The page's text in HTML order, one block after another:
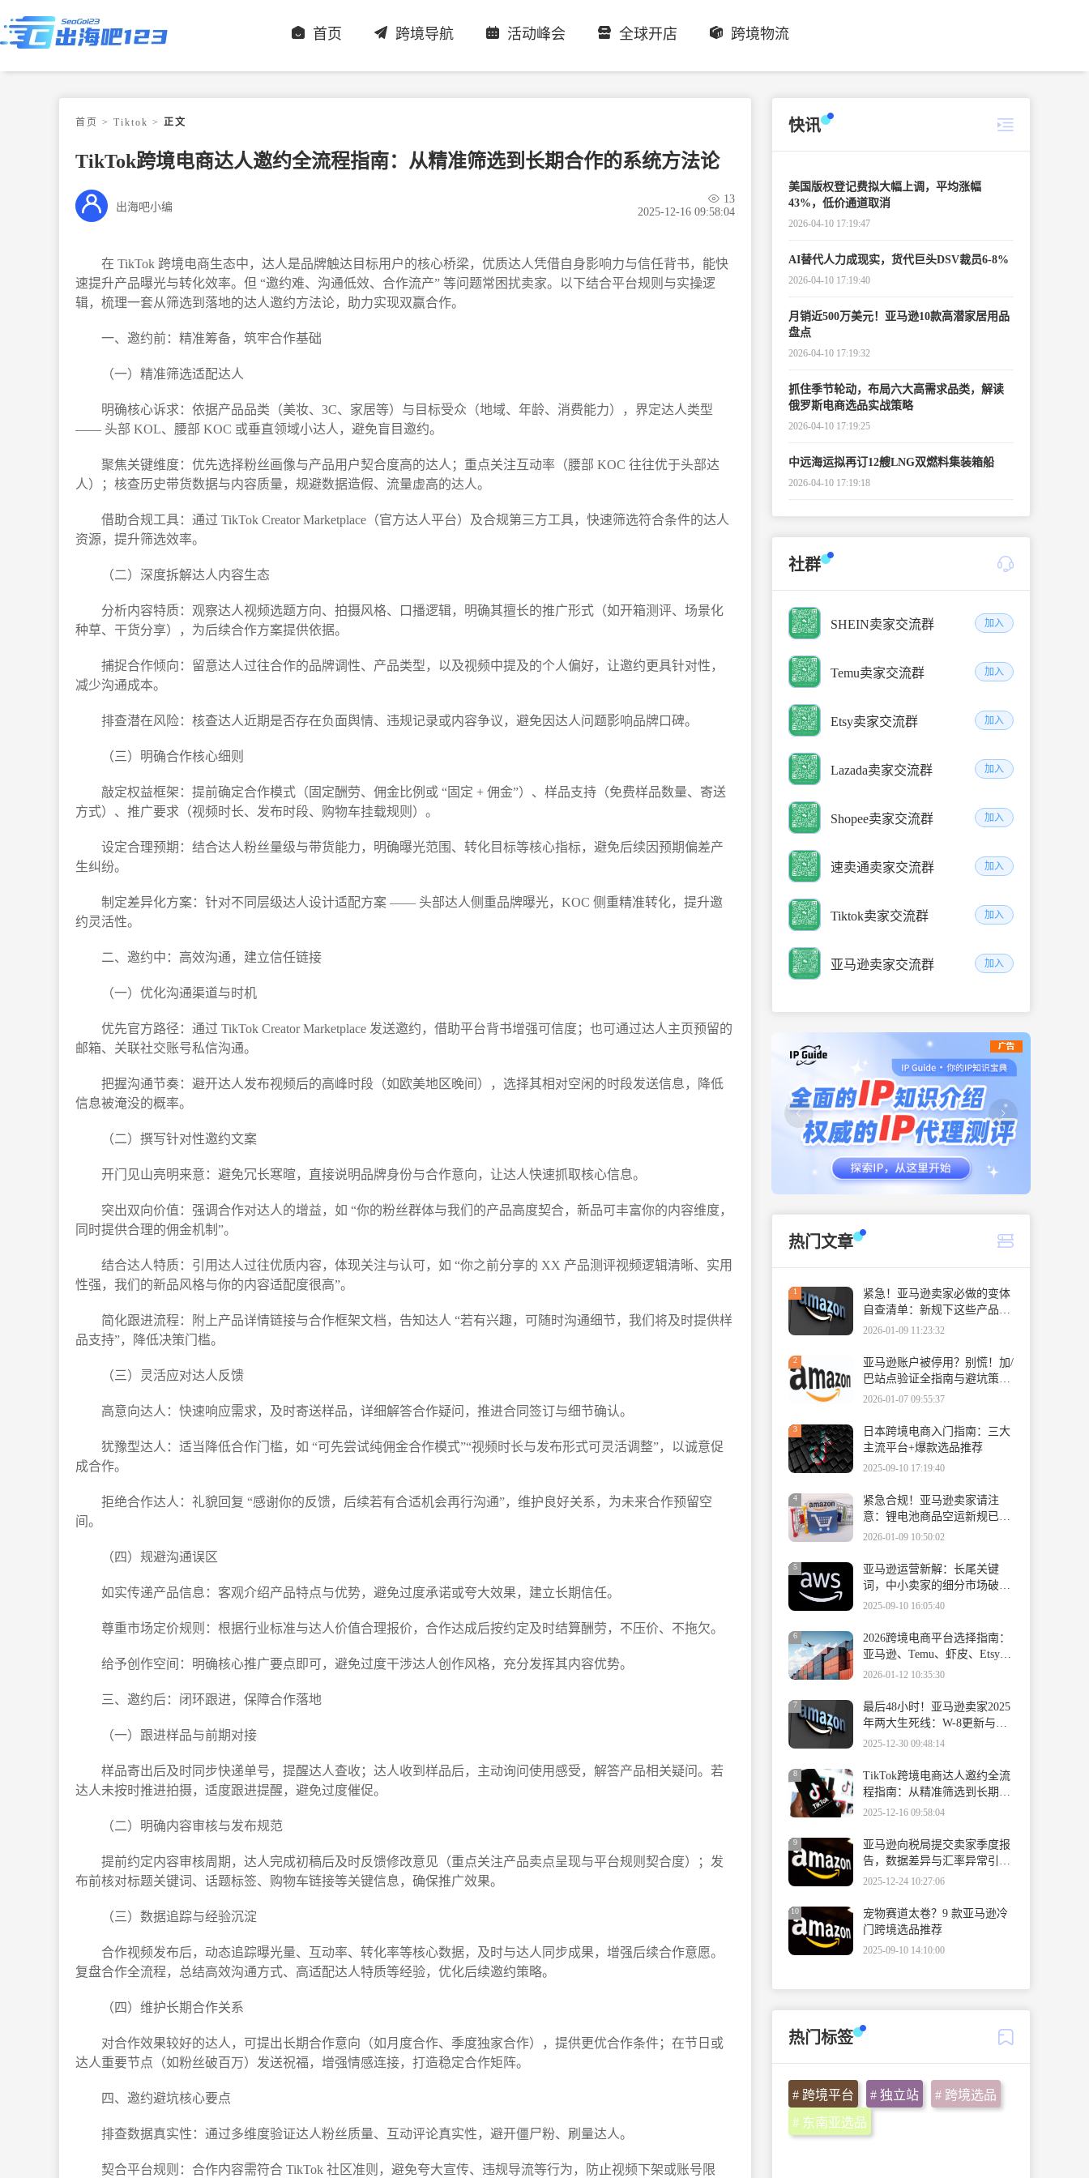
首页 跨境导航 活动峰会 全球开店 跨境物流
首页 > Tiktok > 正文
TikTok跨境电商达人邀约全流程指南：从精准筛选到长期合作的系统方法论
出海吧小编
13
2025-12-16 09:58:04
在 TikTok 跨境电商生态中，达人是品牌触达目标用户的核心桥梁，优质达人凭借自身影响力与信任背书，能快
速提升产品曝光与转化效率。但 “邀约难、沟通低效、合作流产” 等问题常困扰卖家。以下结合平台规则与实操逻
辑，梳理一套从筛选到落地的达人邀约方法论，助力实现双赢合作。​
一、邀约前：精准筹备，筑牢合作基础​
（一）精准筛选适配达人​
明确核心诉求：依据产品品类（美妆、3C、家居等）与目标受众（地域、年龄、消费能力），界定达人类型
—— 头部 KOL、腰部 KOC 或垂直领域小达人，避免盲目邀约。​
聚焦关键维度：优先选择粉丝画像与产品用户契合度高的达人；重点关注互动率（腰部 KOC 往往优于头部达
人）；核查历史带货数据与内容质量，规避数据造假、流量虚高的达人。​
借助合规工具：通过 TikTok Creator Marketplace（官方达人平台）及合规第三方工具，快速筛选符合条件的达人
资源，提升筛选效率。​
（二）深度拆解达人内容生态​
分析内容特质：观察达人视频选题方向、拍摄风格、口播逻辑，明确其擅长的推广形式（如开箱测评、场景化
种草、干货分享），为后续合作方案提供依据。​
捕捉合作倾向：留意达人过往合作的品牌调性、产品类型，以及视频中提及的个人偏好，让邀约更具针对性，
减少沟通成本。​
排查潜在风险：核查达人近期是否存在负面舆情、违规记录或内容争议，避免因达人问题影响品牌口碑。​
（三）明确合作核心细则​
敲定权益框架：提前确定合作模式（固定酬劳、佣金比例或 “固定 + 佣金”）、样品支持（免费样品数量、寄送
方式）、推广要求（视频时长、发布时段、购物车挂载规则）。​
设定合理预期：结合达人粉丝量级与带货能力，明确曝光范围、转化目标等核心指标，避免后续因预期偏差产
生纠纷。​
制定差异化方案：针对不同层级达人设计适配方案 —— 头部达人侧重品牌曝光，KOC 侧重精准转化，提升邀
约灵活性。​
二、邀约中：高效沟通，建立信任链接​
（一）优化沟通渠道与时机​
优先官方路径：通过 TikTok Creator Marketplace 发送邀约，借助平台背书增强可信度；也可通过达人主页预留的
邮箱、关联社交账号私信沟通。​
把握沟通节奏：避开达人发布视频后的高峰时段（如欧美地区晚间），选择其相对空闲的时段发送信息，降低
信息被淹没的概率。​
（二）撰写针对性邀约文案​
开门见山亮明来意：避免冗长寒暄，直接说明品牌身份与合作意向，让达人快速抓取核心信息。​
突出双向价值：强调合作对达人的增益，如 “你的粉丝群体与我们的产品高度契合，新品可丰富你的内容维度，
同时提供合理的佣金机制”。​
结合达人特质：引用达人过往优质内容，体现关注与认可，如 “你之前分享的 XX 产品测评视频逻辑清晰、实用
性强，我们的新品风格与你的内容适配度很高”。​
简化跟进流程：附上产品详情链接与合作框架文档，告知达人 “若有兴趣，可随时沟通细节，我们将及时提供样
品支持”，降低决策门槛。​
（三）灵活应对达人反馈​
高意向达人：快速响应需求，及时寄送样品，详细解答合作疑问，推进合同签订与细节确认。​
犹豫型达人：适当降低合作门槛，如 “可先尝试纯佣金合作模式”“视频时长与发布形式可灵活调整”，以诚意促
成合作。​
拒绝合作达人：礼貌回复 “感谢你的反馈，后续若有合适机会再行沟通”，维护良好关系，为未来合作预留空
间。​
（四）规避沟通误区​
如实传递产品信息：客观介绍产品特点与优势，避免过度承诺或夸大效果，建立长期信任。​
尊重市场定价规则：根据行业标准与达人价值合理报价，合作达成后按约定及时结算酬劳，不压价、不拖欠。​
给予创作空间：明确核心推广要点即可，避免过度干涉达人创作风格，充分发挥其内容优势。​
三、邀约后：闭环跟进，保障合作落地​
（一）跟进样品与前期对接​
样品寄出后及时同步快递单号，提醒达人查收；达人收到样品后，主动询问使用感受，解答产品相关疑问。若
达人未按时推进拍摄，适度跟进提醒，避免过度催促。​
（二）明确内容审核与发布规范​
提前约定内容审核周期，达人完成初稿后及时反馈修改意见（重点关注产品卖点呈现与平台规则契合度）；发
布前核对标题关键词、话题标签、购物车链接等关键信息，确保推广效果。​
（三）数据追踪与经验沉淀​
合作视频发布后，动态追踪曝光量、互动率、转化率等核心数据，及时与达人同步成果，增强后续合作意愿。
复盘合作全流程，总结高效沟通方式、高适配达人特质等经验，优化后续邀约策略。​
（四）维护长期合作关系​
对合作效果较好的达人，可提出长期合作意向（如月度合作、季度独家合作），提供更优合作条件；在节日或
达人重要节点（如粉丝破百万）发送祝福，增强情感连接，打造稳定合作矩阵。​
四、邀约避坑核心要点​
排查数据真实性：通过多维度验证达人粉丝质量、互动评论真实性，避开僵尸粉、刷量达人。​
契合平台规则：合作内容需符合 TikTok 社区准则，避免夸大宣传、违规导流等行为，防止视频下架或账号限
快讯
美国版权登记费拟大幅上调，平均涨幅
43%，低价通道取消
2026-04-10 17:19:47
AI替代人力成现实，货代巨头DSV裁员6-8%
2026-04-10 17:19:40
月销近500万美元！亚马逊10款高潜家居用品
盘点
2026-04-10 17:19:32
抓住季节轮动，布局六大高需求品类，解读
俄罗斯电商选品实战策略
2026-04-10 17:19:25
中远海运拟再订12艘LNG双燃料集装箱船
2026-04-10 17:19:18
社群
SHEIN卖家交流群 加入
Temu卖家交流群 加入
Etsy卖家交流群 加入
Lazada卖家交流群 加入
Shopee卖家交流群 加入
速卖通卖家交流群 加入
Tiktok卖家交流群 加入
亚马逊卖家交流群 加入
热门文章
1
紧急！亚马逊卖家必做的变体
自查清单：新规下这些产品必
须拆分
2026-01-09 11:23:32
2
亚马逊账户被停用？别慌！加/
巴站点验证全指南与避坑策
略。
2026-01-07 09:55:37
3
日本跨境电商入门指南：三大
主流平台+爆款选品推荐
2025-09-10 17:19:40
4
紧急合规！亚马逊卖家请注
意：锂电池商品空运新规已生
效，速查填报指南
2026-01-09 10:50:02
5
亚马逊运营新解：长尾关键
词，中小卖家的细分市场破局
密码
2025-09-10 16:05:40
6
2026跨境电商平台选择指南：
亚马逊、Temu、虾皮、Etsy与
英国新兴平台深度解析
2026-01-12 10:35:30
7
最后48小时！亚马逊卖家2025
年两大生死线：W-8更新与保
险合规
2025-12-30 09:48:14
8
TikTok跨境电商达人邀约全流
程指南：从精准筛选到长期合
作的系统方法论
2025-12-16 09:58:04
9
亚马逊向税局提交卖家季度报
告，数据差异与汇率异常引卖
家紧急核对
2025-12-24 10:27:06
10
宠物赛道太卷？9 款亚马逊冷
门跨境选品推荐
2025-09-10 14:10:00
热门标签
# 跨境平台 # 独立站
# 跨境选品
# 东南亚选品